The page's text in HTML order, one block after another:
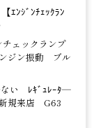
ﾝｼﾞﾝﾁｪｯｸﾗﾝ
ェックランプ
ジン振動 ブル
い ﾚｷﾞｭﾚｰﾀ―
規来店 G63